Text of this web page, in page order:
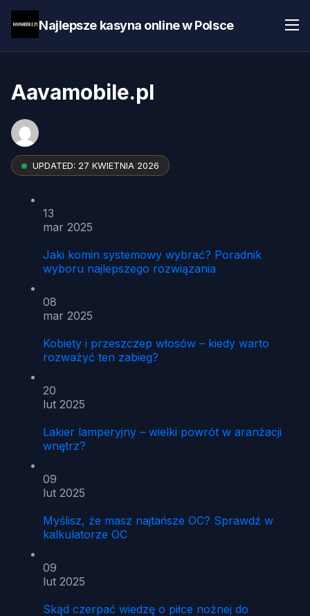
Najlepsze kasyna online w Polsce
Aavamobile.pl
UPDATED: 27 KWIETNIA 2026
13
mar 2025
Jaki komin systemowy wybrać? Poradnik
wyboru najlepszego rozwiązania
08
mar 2025
Kobiety i przeszczep włosów – kiedy warto
rozważyć ten zabieg?
20
lut 2025
Lakier lamperyjny – wielki powrót w aranżacji
wnętrz?
09
lut 2025
Myślisz, że masz najtańsze OC? Sprawdź w
kalkulatorze OC
09
lut 2025
Skąd czerpać wiedzę o piłce nożnej do